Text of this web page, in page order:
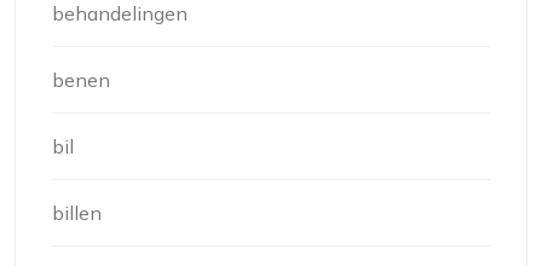
behandelingen
benen
bil
billen